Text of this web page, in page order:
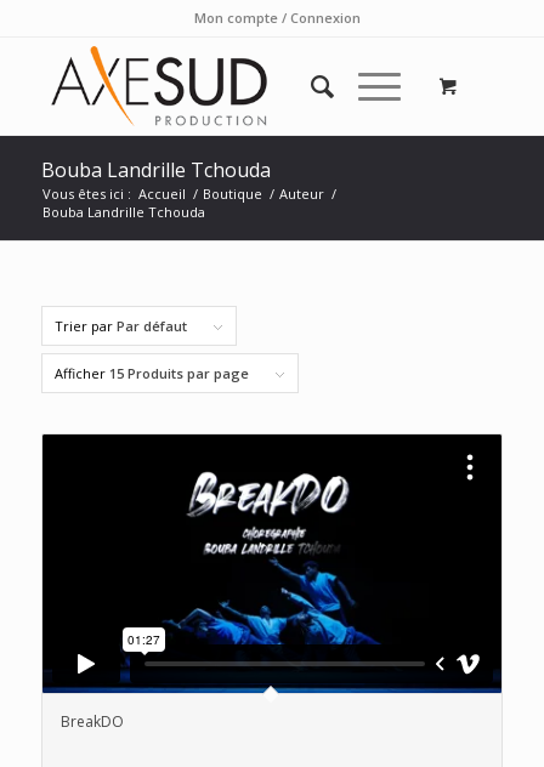
Mon compte / Connexion
Bouba Landrille Tchouda
Vous êtes ici : Accueil / Boutique / Auteur /
Bouba Landrille Tchouda
Trier par Par défaut
Afficher 15 Produits par page
BreakDO